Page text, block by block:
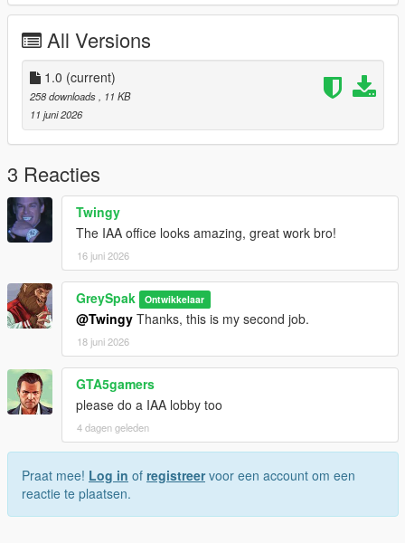
All Versions
1.0 (current)
258 downloads
, 11 KB
11 juni 2026
3 Reacties
Twingy
The IAA office looks amazing, great work bro!
16 juni 2026
GreySpak Ontwikkelaar
@Twingy Thanks, this is my second job.
18 juni 2026
GTA5gamers
please do a IAA lobby too
4 dagen geleden
Praat mee! Log in of registreervoor een account om een
reactie te plaatsen.